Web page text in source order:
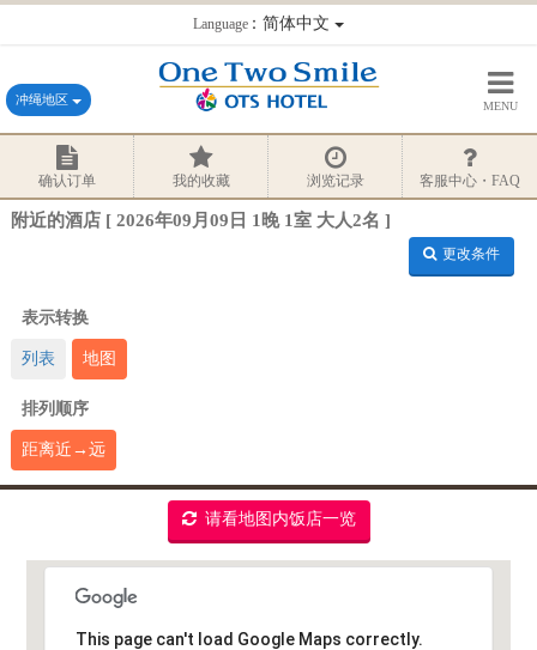
Language：简体中文
冲绳地区 MENU
确认订单 我的收藏 浏览记录 客服中心・FAQ
附近的酒店 [ 2026年09月09日 1晚 1室 大人2名 ]
更改条件
表示转换
列表 地图
排列顺序
距离近→远
请看地图内饭店一览
This page can't load Google Maps correctly.